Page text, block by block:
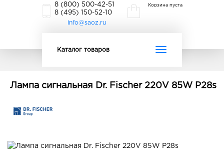
8 (800) 500-42-51
8 (495) 150-52-10
info@saoz.ru
Корзина пуста
Toggle
Каталог товаров
Лампа сигнальная Dr. Fischer 220V 85W P28s